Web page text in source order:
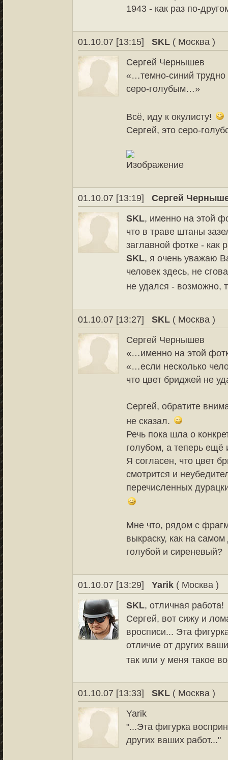
1943 - как раз по-
01.10.07 [13:15] SKL ( Москва )
Сергей Чернышев
«…темно-синий трудно
серо-голубым…»
Всё, иду к окулисту!
Сергей, это серо-
01.10.07 [13:19]
Сергей
SKL, именно на этой
что в траве штаны
заглавной фотке - как
SKL, я очень уважаю
человек здесь, не
не удался - возможно,
01.10.07 [13:27] SKL ( Москва )
Сергей Чернышев
«…именно на этой
«…если несколько
что цвет бриджей не
Сергей, обратите
не сказал.
Речь пока шла о
голубом, а теперь ещё
Я согласен, что цвет
смотрится и
перечисленных
Мне что, рядом с
выкраску, как на
голубой и сиреневый?
01.10.07 [13:29] Yarik ( Москва )
SKL, отличная работа!
Сергей, вот сижу и
вросписи... Эта
отличие от других
так или у меня такое
01.10.07 [13:33] SKL ( Москва )
Yarik
"...Эта фигурка
других ваших работ..."